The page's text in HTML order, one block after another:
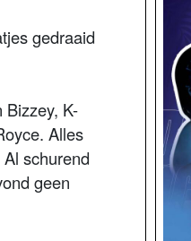
gedraaid
Bizzey, K-
Alles
schurend
geen